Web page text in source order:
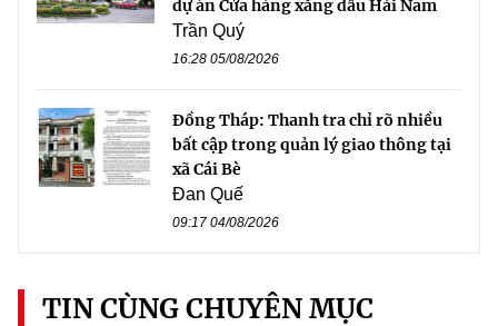
dự án Cửa hàng xăng dầu Hải Nam
Trần Quý
16:28 05/08/2026
Đồng Tháp: Thanh tra chỉ rõ nhiều
bất cập trong quản lý giao thông tại
xã Cái Bè
Đan Quế
09:17 04/08/2026
TIN CÙNG CHUYÊN MỤC